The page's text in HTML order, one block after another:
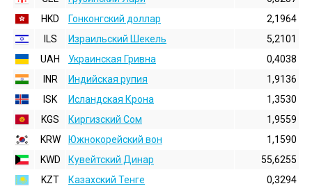
HKD
Гонконгский доллаp
2,1964
ILS
Израильский Шекель
5,2101
UAH
Украинская Гривна
0,4038
INR
Индийская pупия
1,9136
ISK
Исландская Крона
1,3530
KGS
Киргизский Сом
1,9559
KRW
Южнокорейский вон
1,1590
KWD
Кувейтский Динар
55,6255
KZT
Казахский Тенге
0,3294